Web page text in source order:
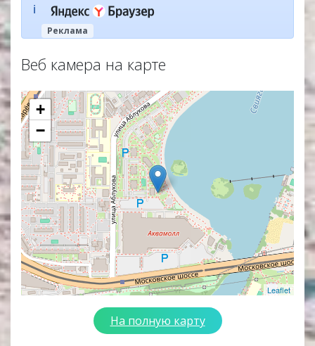
ℹ️
Реклама
Веб камера на карте
+
−
Leaflet
На полную карту